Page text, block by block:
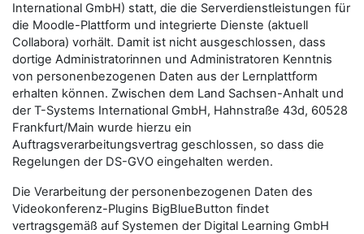
International GmbH) statt, die die Serverdienstleistungen für
die Moodle-Plattform und integrierte Dienste (aktuell
Collabora) vorhält. Damit ist nicht ausgeschlossen, dass
dortige Administratorinnen und Administratoren Kenntnis
von personenbezogenen Daten aus der Lernplattform
erhalten können. Zwischen dem Land Sachsen-Anhalt und
der T-Systems International GmbH, Hahnstraße 43d, 60528
Frankfurt/Main wurde hierzu ein
Auftragsverarbeitungsvertrag geschlossen, so dass die
Regelungen der DS-GVO eingehalten werden.
Die Verarbeitung der personenbezogenen Daten des
Videokonferenz-Plugins BigBlueButton findet
vertragsgemäß auf Systemen der Digital Learning GmbH